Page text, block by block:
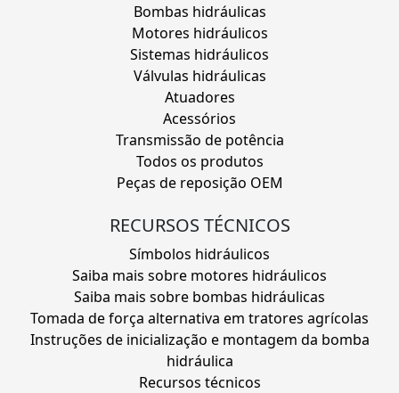
Bombas hidráulicas
Motores hidráulicos
Sistemas hidráulicos
Válvulas hidráulicas
Atuadores
Acessórios
Transmissão de potência
Todos os produtos
Peças de reposição OEM
RECURSOS TÉCNICOS
Símbolos hidráulicos
Saiba mais sobre motores hidráulicos
Saiba mais sobre bombas hidráulicas
Tomada de força alternativa em tratores agrícolas
Instruções de inicialização e montagem da bomba
hidráulica
Recursos técnicos